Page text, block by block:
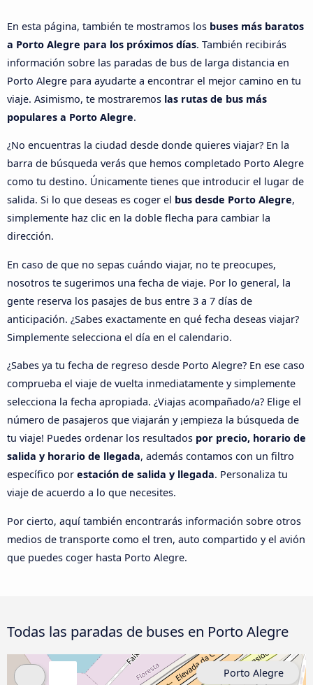
En esta página, también te mostramos los buses más baratos
a Porto Alegre para los próximos días. También recibirás
información sobre las paradas de bus de larga distancia en
Porto Alegre para ayudarte a encontrar el mejor camino en tu
viaje. Asimismo, te mostraremos las rutas de bus más
populares a Porto Alegre.
¿No encuentras la ciudad desde donde quieres viajar? En la
barra de búsqueda verás que hemos completado Porto Alegre
como tu destino. Únicamente tienes que introducir el lugar de
salida. Si lo que deseas es coger el bus desde Porto Alegre,
simplemente haz clic en la doble flecha para cambiar la
dirección.
En caso de que no sepas cuándo viajar, no te preocupes,
nosotros te sugerimos una fecha de viaje. Por lo general, la
gente reserva los pasajes de bus entre 3 a 7 días de
anticipación. ¿Sabes exactamente en qué fecha deseas viajar?
Simplemente selecciona el día en el calendario.
¿Sabes ya tu fecha de regreso desde Porto Alegre? En ese caso
comprueba el viaje de vuelta inmediatamente y simplemente
selecciona la fecha apropiada. ¿Viajas acompañado/a? Elige el
número de pasajeros que viajarán y ¡empieza la búsqueda de
tu viaje! Puedes ordenar los resultados por precio, horario de
salida y horario de llegada, además contamos con un filtro
específico por estación de salida y llegada. Personaliza tu
viaje de acuerdo a lo que necesites.
Por cierto, aquí también encontrarás información sobre otros
medios de transporte como el tren, auto compartido y el avión
que puedes coger hasta Porto Alegre.
Todas las paradas de buses en Porto Alegre
Porto Alegre